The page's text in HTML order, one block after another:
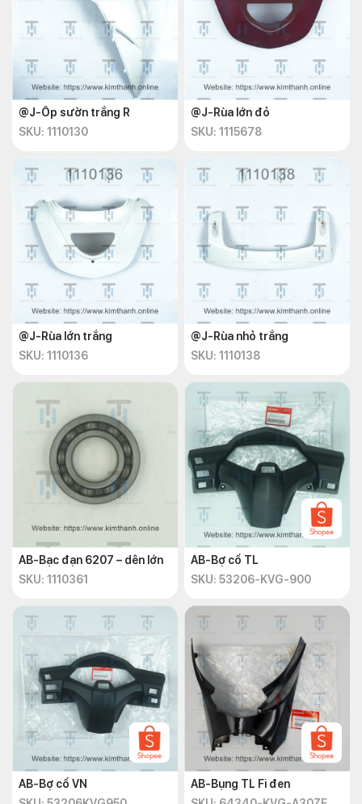
@J-Ốp sườn trắng R
SKU: 1110130
@J-Rùa lớn đỏ
SKU: 1115678
@J-Rùa lớn trắng
SKU: 1110136
@J-Rùa nhỏ trắng
SKU: 1110138
AB-Bạc đạn 6207 – dên lớn
SKU: 1110361
AB-Bợ cổ TL
SKU: 53206-KVG-900
AB-Bợ cổ VN
AB-Bụng TL Fi đen